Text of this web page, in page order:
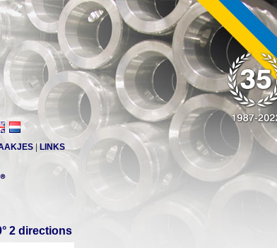
LINKS
2 directions